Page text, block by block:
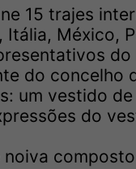
15 trajes
Itália, México,
do concelho
um vestido
do